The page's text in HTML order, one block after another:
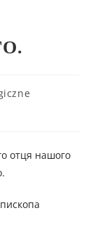
отця нашого